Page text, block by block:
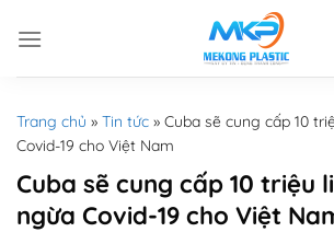
Trang chủ » Tin tức » Cuba sẽ cung cấp 10
Covid-19 cho Việt Nam
Cuba sẽ cung cấp 10 triệu
ngừa Covid-19 cho Việt